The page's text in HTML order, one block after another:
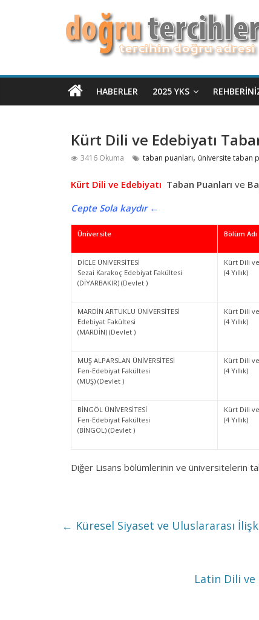
HABERLER 2025 YKS
Kürt Dili ve Edebiyatı
3416 Okuma taban puanları, üniversite taban
Kürt Dili ve Edebiyatı Taban Puanları ve
Cepte Sola kaydır ←
Üniversite Bölüm Adı
DİCLE ÜNİVERSİTESİ
Sezai Karakoç Edebiyat Fakültesi
(DİYARBAKIR) (Devlet )
Kürt Dili
(4 Yıllık)
MARDİN ARTUKLU ÜNİVERSİTESİ
Edebiyat Fakültesi
(MARDİN) (Devlet )
Kürt Dili
(4 Yıllık)
MUŞ ALPARSLAN ÜNİVERSİTESİ
Fen-Edebiyat Fakültesi
(MUŞ) (Devlet )
Kürt Dili
(4 Yıllık)
BİNGÖL ÜNİVERSİTESİ
Fen-Edebiyat Fakültesi
(BİNGÖL) (Devlet )
Kürt Dili
(4 Yıllık)
Diğer Lisans bölümlerinin ve üniversitelerin
← Küresel Siyaset ve Uluslararası
Latin Dili ve